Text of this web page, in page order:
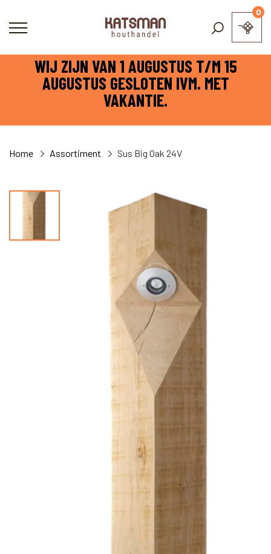
WIJ ZIJN VAN 1 AUGUSTUS T/M 15
AUGUSTUS GESLOTEN IVM. MET
VAKANTIE.
0
Home Assortiment Sus Big Oak 24V